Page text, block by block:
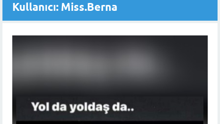
Kullanıcı: Miss.Berna